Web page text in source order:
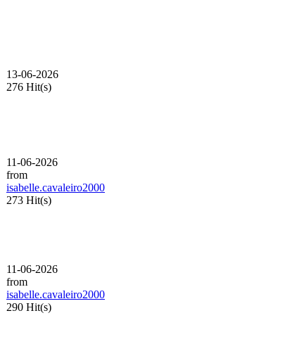
13-06-2026
276 Hit(s)
11-06-2026
from
isabelle.cavaleiro2000
273 Hit(s)
11-06-2026
from
isabelle.cavaleiro2000
290 Hit(s)